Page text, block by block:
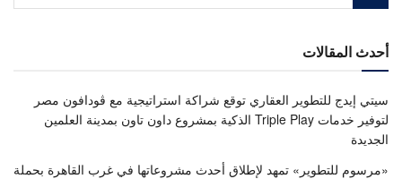
أحدث المقالات
سيتي إيدج للتطوير العقاري توقع شراكة استراتيجية مع ڤودافون مصر
لتوفير خدمات Triple Play الذكية بمشروع داون تاون بمدينة العلمين
الجديدة
«مرسوم للتطوير» تمهد لإطلاق أحدث مشروعاتها في غرب القاهرة بحملة